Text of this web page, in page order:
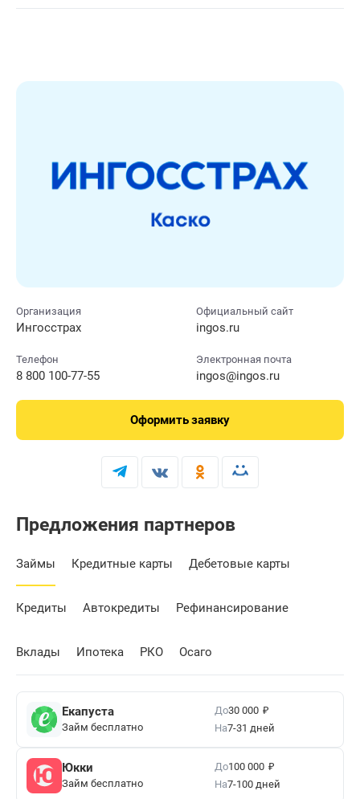
Организация
Ингосстрах
Официальный сайт
ingos.ru
Телефон
8 800 100-77-55
Электронная почта
ingos@ingos.ru
Оформитьзаявку
Предложения партнеров
Займы Кредитные карты Дебетовые карты
Кредиты Автокредиты Рефинансирование
Вклады Ипотека РКО Осаго
Екапуста
Займ бесплатно
До30 000 ₽
На7-31 дней
Юкки
Займ бесплатно
До100 000 ₽
На7-100 дней